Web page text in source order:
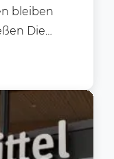
bleiben
Die